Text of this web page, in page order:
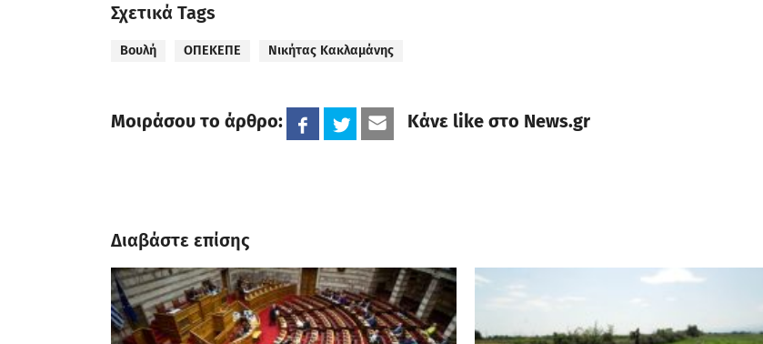
Σχετικά Tags
Βουλή ΟΠΕΚΕΠΕ Νικήτας Κακλαμάνης
Μοιράσου το άρθρο: Κάνε like στο News.gr
Διαβάστε επίσης